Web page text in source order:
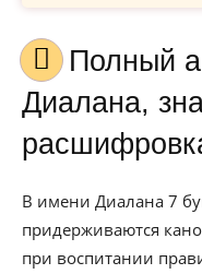
Полный анализ имени
Диалана,
В имени Диалана 7
придерживаются
при воспитании